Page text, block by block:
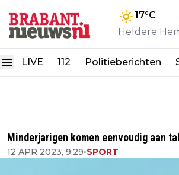
17°C
Heldere
LIVE 112 Politieberichten
Minderjarigen komen eenvoudig aan
12 APR 2023, 9:29•SPORT